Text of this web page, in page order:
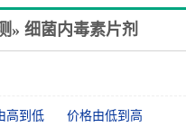
» 细菌内毒素片剂
高到低 价格由低到高